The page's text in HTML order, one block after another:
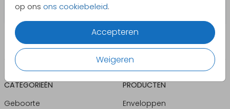
op ons ons cookiebeleid.
Accepteren
Weigeren
CATEGORIEËN
Geboorte
PRODUCTEN
Enveloppen